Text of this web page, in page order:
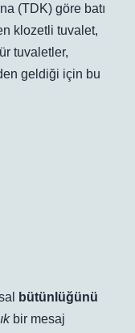
(TDK) göre batı
klozetli tuvalet,
tuvaletler,
geldiği için bu
bütünlüğünü
bir mesaj